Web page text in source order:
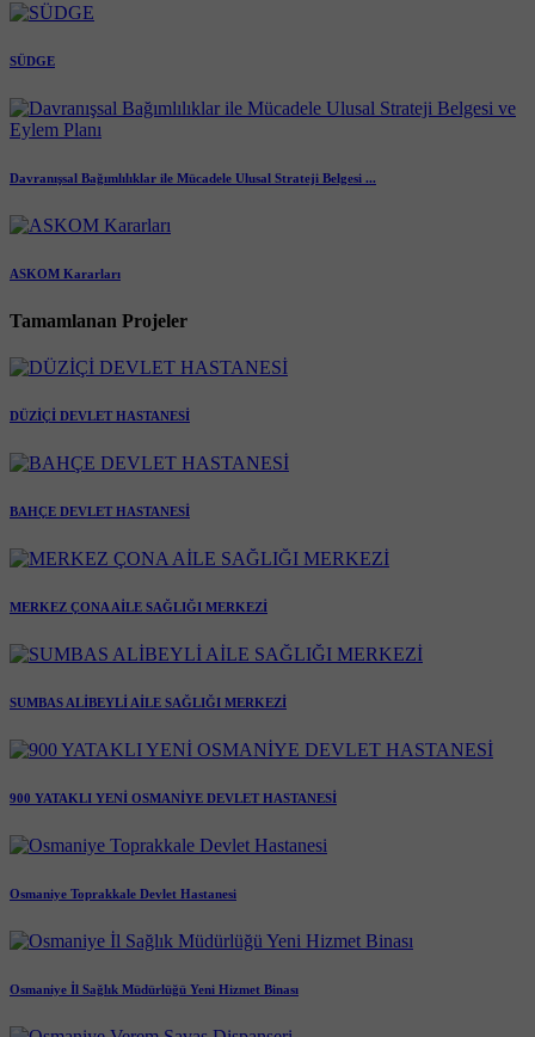
SÜDGE
Davranışsal Bağımlılıklar ile Mücadele Ulusal Strateji Belgesi ...
ASKOM Kararları
Tamamlanan Projeler
DÜZİÇİ DEVLET HASTANESİ
BAHÇE DEVLET HASTANESİ
MERKEZ ÇONA AİLE SAĞLIĞI MERKEZİ
SUMBAS ALİBEYLİ AİLE SAĞLIĞI MERKEZİ
900 YATAKLI YENİ OSMANİYE DEVLET HASTANESİ
Osmaniye Toprakkale Devlet Hastanesi
Osmaniye İl Sağlık Müdürlüğü Yeni Hizmet Binası